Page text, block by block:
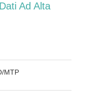
Ad Alta
MTP